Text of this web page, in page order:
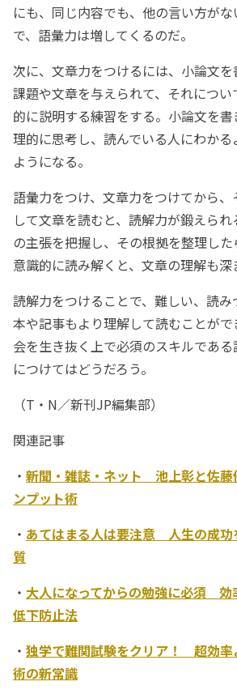
にも、同じ内容でも、他の言い方が
で、語彙力は増してくるのだ。
次に、文章力をつけるには、小論文
課題や文章を与えられて、それにつ
的に説明する練習をする。小論文を
理的に思考し、読んでいる人にわか
ようになる。
語彙力をつけ、文章力をつけてから
して文章を読むと、読解力が鍛えら
の主張を把握し、その根拠を整理した
意識的に読み解くと、文章の理解も深
読解力をつけることで、難しい、読
本や記事もより理解して読むことが
会を生き抜く上で必須のスキルであ
につけてはどうだろう。
（T・N／新刊JP編集部）
関連記事
・ 新聞・雑誌・ネット 池上彰と佐藤
ンプット術
・ あてはまる人は要注意 人生の成功
質
・ 大人になってからの勉強に必須 効
低下防止法
・ 独学で難関試験をクリア！ 超効率
術の新常識